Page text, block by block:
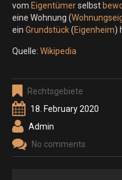
vom Eigentümerselbst
eine Wohnung (
ein Grundstück(Eigenheim)
Quelle: Wikipedia
Rechtsgebiete
18. February 2020
Admin
No comments